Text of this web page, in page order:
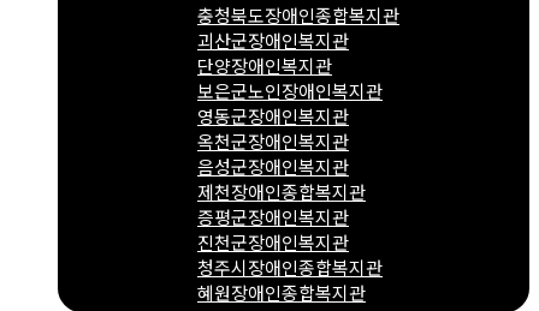
충청북도장애인종합복지관
괴산군장애인복지관
단양장애인복지관
보은군노인장애인복지관
영동군장애인복지관
옥천군장애인복지관
음성군장애인복지관
제천장애인종합복지관
증평군장애인복지관
진천군장애인복지관
청주시장애인종합복지관
혜원장애인종합복지관